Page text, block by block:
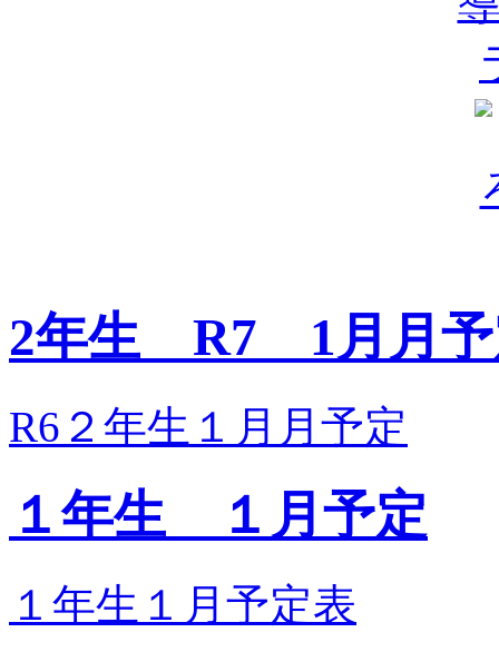
2年生 R7 1月月予
R6２年生１月月予定
１年生 １月予定
１年生１月予定表